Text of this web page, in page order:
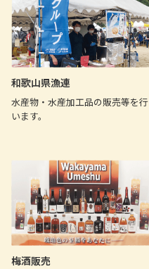
和歌山県漁連
水産物・水産加工品の販売等を行
います。
梅酒販売